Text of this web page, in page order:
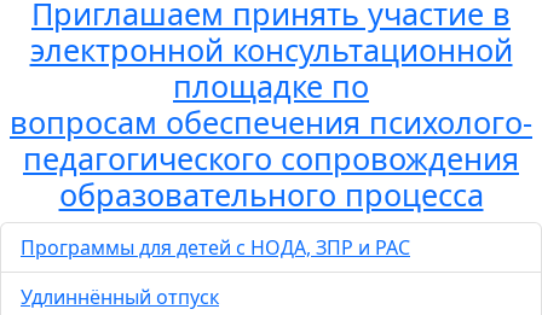
Приглашаем принять участие в
электронной консультационной
площадке по
вопросам обеспечения психолого-
педагогического сопровождения
образовательного процесса
Программы для детей с НОДА, ЗПР и РАС
Удлиннённый отпуск